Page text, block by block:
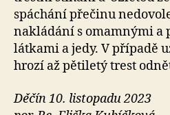
spáchání přečinu
nakládání s omamnými a
látkami a jedy. V případě
hrozí až pětiletý trest
Děčín 10. listopadu 2023